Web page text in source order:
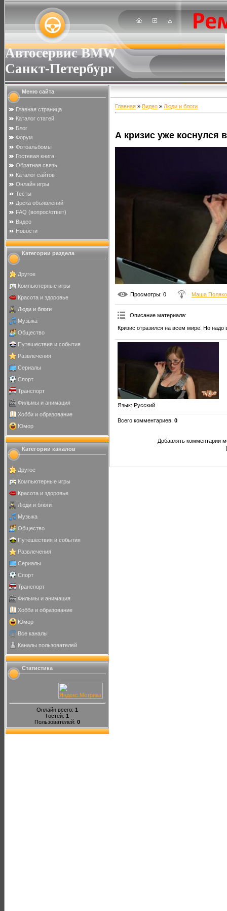
Автосервис BMW
Санкт-Петербург
Меню сайта
Главная страница
Каталог статей
Блог
Форум
Фотоальбомы
Гостевая книга
Обратная связь
Каталог сайтов
Онлайн игры
Тесты
Доска объявлений
FAQ (вопрос/ответ)
Видео
Новости
Категории раздела
Другое
Компьютерные игры
Красота и здоровье
Люди и блоги
Музыка
Общество
Путешествия и события
Развлечения
Сериалы
Спорт
Транспорт
Фильмы и анимация
Хобби и образование
Юмор
Категории каналов
Другое
Компьютерные игры
Красота и здоровье
Люди и блоги
Музыка
Общество
Путешествия и события
Развлечения
Сериалы
Спорт
Транспорт
Фильмы и анимация
Хобби и образование
Юмор
Все каналы
Каналы пользователей
Статистика
Онлайн всего: 1
Гостей: 1
Пользователей: 0
Главная » Видео » Люди и блоги
А кризис уже коснулся
Просмотры: 0 Маша
Описание материала:
Кризис отразился на всем мире. Но надо
Язык: Русский
Всего комментариев: 0
Добавлять комментарии